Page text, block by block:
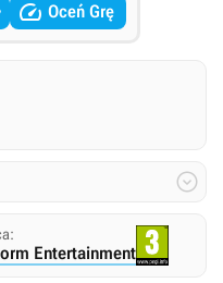
 Oceń Grę

Entertainment